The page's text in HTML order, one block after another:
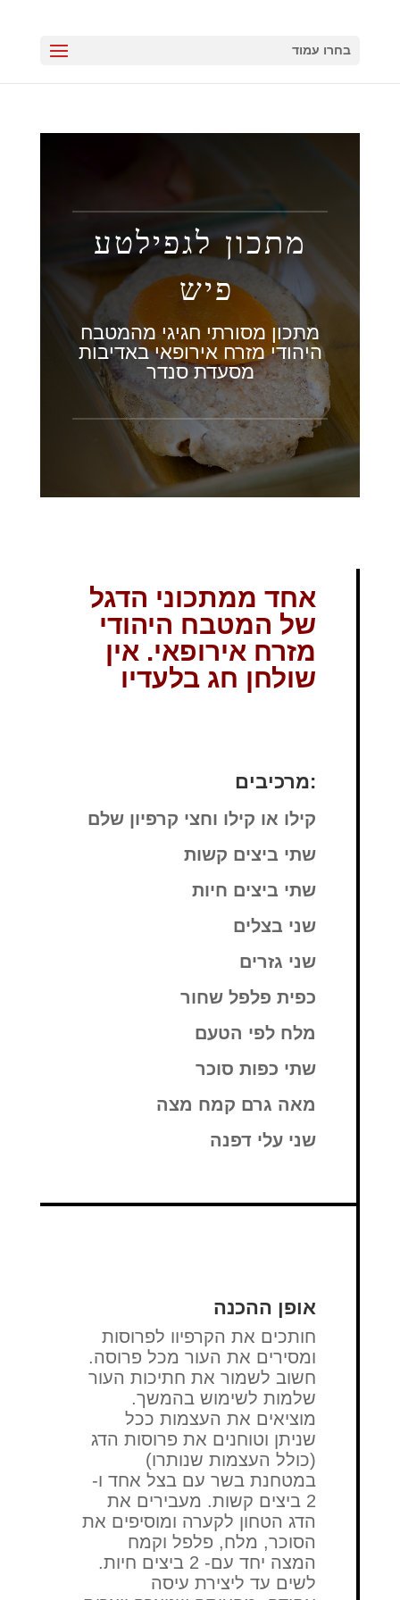
בחרו עמוד
מתכון לגפילטע
פיש
מתכון מסורתי חגיגי מהמטבח
היהודי מזרח אירופאי באדיבות
מסעדת סנדר
אחד ממתכוני הדגל
של המטבח היהודי
מזרח אירופאי. אין
שולחן חג בלעדיו
:מרכיבים
קילו או קילו וחצי קרפיון שלם
שתי ביצים קשות
שתי ביצים חיות
שני בצלים
שני גזרים
כפית פלפל שחור
מלח לפי הטעם
שתי כפות סוכר
מאה גרם קמח מצה
שני עלי דפנה
אופן ההכנה
חותכים את הקרפיוו לפרוסות
ומסירים את העור מכל פרוסה.
חשוב לשמור את חתיכות העור
שלמות לשימוש בהמשך.
מוציאים את העצמות ככל
שניתן וטוחנים את פרוסות הדג
(כולל העצמות שנותרו)
במטחנת בשר עם בצל אחד ו-
2 ביצים קשות. מעבירים את
הדג הטחון לקערה ומוסיפים את
הסוכר, מלח, פלפל וקמח
המצה יחד עם- 2 ביצים חיות.
לשים עד ליצירת עיסה